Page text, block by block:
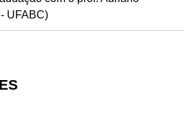
UFABC)